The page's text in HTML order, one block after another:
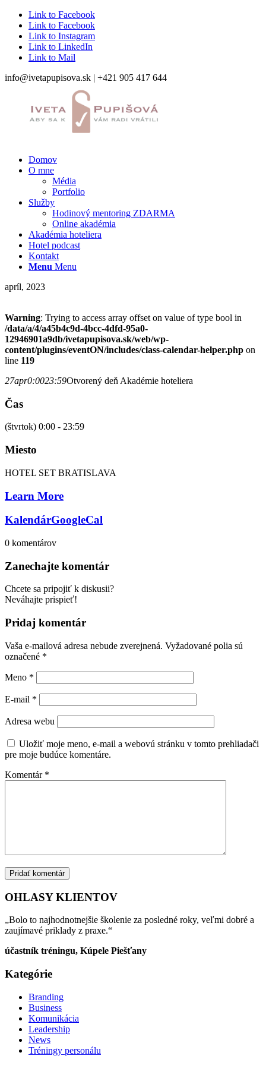
Link to Facebook
Link to Facebook
Link to Instagram
Link to LinkedIn
Link to Mail
info@ivetapupisova.sk | +421 905 417 644
Domov
O mne
Média
Portfolio
Služby
Hodinový mentoring ZDARMA
Online akadémia
Akadémia hoteliera
Hotel podcast
Kontakt
Menu Menu
apríl, 2023
Warning: Trying to access array offset on value of type bool in
/data/a/4/a45b4c9d-4bcc-4dfd-95a0-
12946901a9db/ivetapupisova.sk/web/wp-
content/plugins/eventON/includes/class-calendar-helper.php on
line 119
27apr0:0023:59Otvorený deň Akadémie hoteliera
Čas
(štvrtok) 0:00 - 23:59
Miesto
HOTEL SET BRATISLAVA
Learn More
KalendárGoogleCal
0 komentárov
Zanechajte komentár
Chcete sa pripojiť k diskusii?
Neváhajte prispieť!
Pridaj komentár
Vaša e-mailová adresa nebude zverejnená. Vyžadované polia sú
označené *
Meno *
E-mail *
Adresa webu
Uložiť moje meno, e-mail a webovú stránku v tomto prehliadači
pre moje budúce komentáre.
Komentár *
OHLASY KLIENTOV
„Bolo to najhodnotnejšie školenie za posledné roky, veľmi dobré a
zaujímavé priklady z praxe.“
účastník tréningu, Kúpele Piešťany
Kategórie
Branding
Business
Komunikácia
Leadership
News
Tréningy personálu